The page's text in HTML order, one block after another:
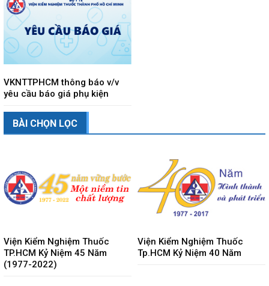
VKNTTPHCM thông báo v/v
yêu cầu báo giá phụ kiện
BÀI CHỌN LỌC
Viện Kiểm Nghiệm Thuốc
TP.HCM Kỷ Niệm 45 Năm
(1977-2022)
Viện Kiểm Nghiệm Thuốc
Tp.HCM Kỷ Niệm 40 Năm